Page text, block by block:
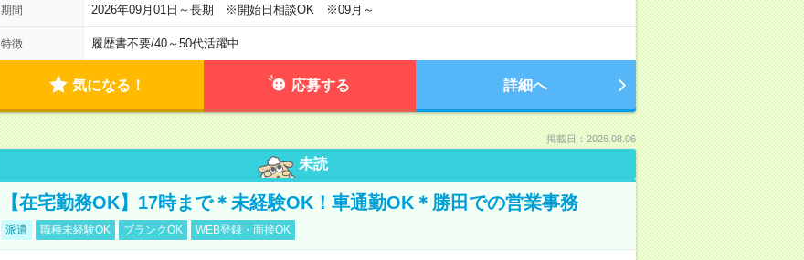
期間 2026年09月01日～長期 ※開始日相談OK ※09月～
特徴 履歴書不要/40～50代活躍中
気になる！ 応募する 詳細へ
掲載日：2026.08.06
未読
【在宅勤務OK】17時まで＊未経験OK！車通勤OK＊勝田での営業事務
派遣 職種未経験OK ブランクOK WEB登録・面接OK